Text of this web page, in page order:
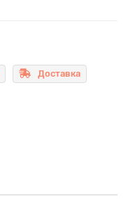
Доставка